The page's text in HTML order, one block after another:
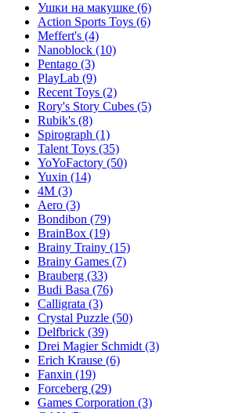
Ушки на макушке (6)
Action Sports Toys (6)
Meffert's (4)
Nanoblock (10)
Pentago (3)
PlayLab (9)
Recent Toys (2)
Rory's Story Cubes (5)
Rubik's (8)
Spirograph (1)
Talent Toys (35)
YoYoFactory (50)
Yuxin (14)
4M (3)
Aero (3)
Bondibon (79)
BrainBox (19)
Brainy Trainy (15)
Brainy Games (7)
Brauberg (33)
Budi Basa (76)
Calligrata (3)
Crystal Puzzle (50)
Delfbrick (39)
Drei Magier Schmidt (3)
Erich Krause (6)
Fanxin (19)
Forceberg (29)
Games Corporation (3)